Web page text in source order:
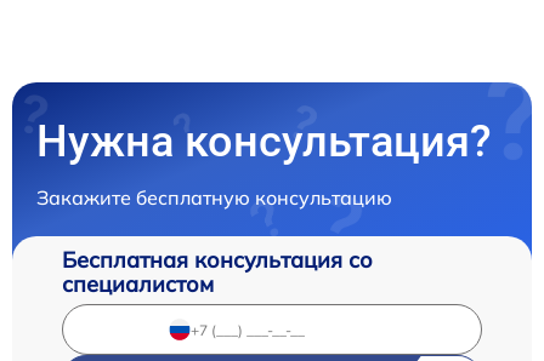
Нужна консультация?
Закажите бесплатную консультацию
Бесплатная консультация со
специалистом